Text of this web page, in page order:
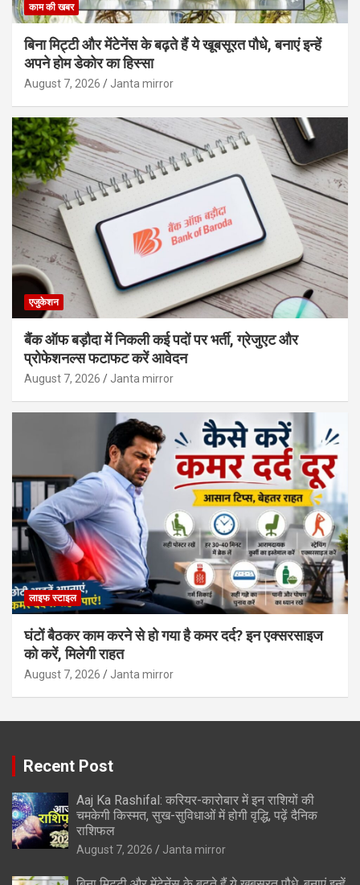
काम की खबर
बिना मिट्टी और मेंटेनेंस के बढ़ते हैं ये खूबसूरत पौधे, बनाएं इन्‍हें
अपने होम डेकोर का हिस्‍सा
August 7, 2026 Janta mirror
एजुकेशन
बैंक ऑफ बड़ौदा में निकली कई पदों पर भर्ती, ग्रेजुएट और
प्रोफेशनल्स फटाफट करें आवेदन
August 7, 2026 Janta mirror
लाइफ स्टाइल
घंटों बैठकर काम करने से हो गया है कमर दर्द? इन एक्सरसाइज
को करें, मिलेगी राहत
August 7, 2026 Janta mirror
Recent Post
Aaj Ka Rashifal: करियर-कारोबार में इन राशियों की
चमकेगी किस्मत, सुख-सुविधाओं में होगी वृद्धि, पढ़ें दैनिक
राशिफल
August 7, 2026 Janta mirror